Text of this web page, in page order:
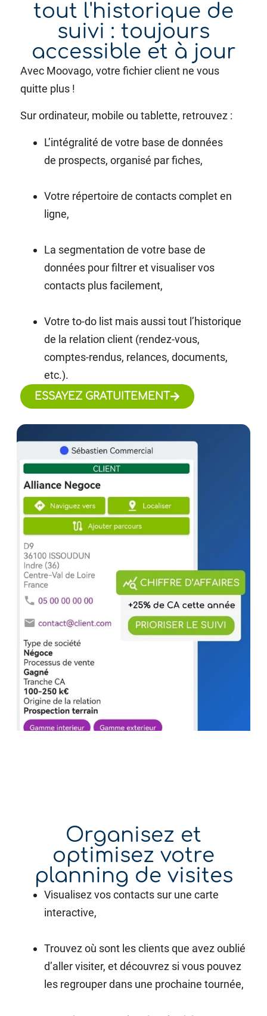
tout l'historique de
suivi : toujours
accessible et à jour
Avec Moovago, votre fichier client ne vous
quitte plus !
Sur ordinateur, mobile ou tablette, retrouvez :
L’intégralité de votre base de données
de prospects, organisé par fiches,
Votre répertoire de contacts complet en
ligne,
La segmentation de votre base de
données pour filtrer et visualiser vos
contacts plus facilement,
Votre to-do list mais aussi tout l’historique
de la relation client (rendez-vous,
comptes-rendus, relances, documents,
etc.).
ESSAYEZ GRATUITEMENT
Organisez et
optimisez votre
planning de visites
Visualisez vos contacts sur une carte
interactive,
Trouvez où sont les clients que avez oublié
d’aller visiter, et découvrez si vous pouvez
les regrouper dans une prochaine tournée,